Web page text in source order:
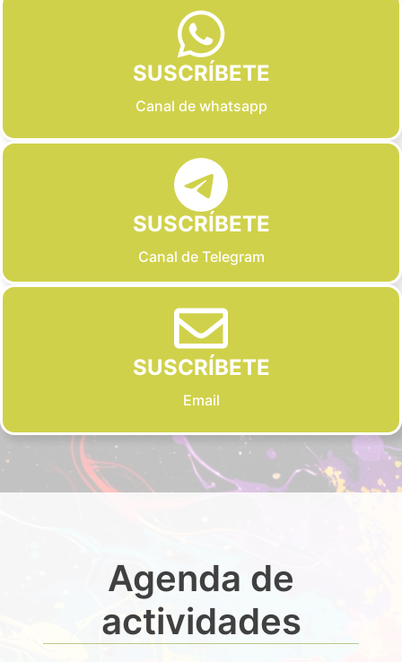
SUSCRÍBETE
Canal de whatsapp
SUSCRÍBETE
Canal de Telegram
SUSCRÍBETE
Email
Agenda de
actividades